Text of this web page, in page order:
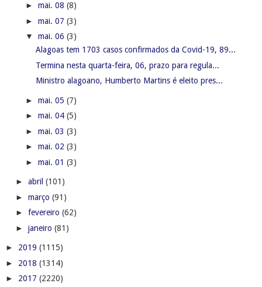
► mai. 08 (8)
► mai. 07 (3)
▼ mai. 06 (3)
Alagoas tem 1703 casos confirmados da Covid-19, 89...
Termina nesta quarta-feira, 06, prazo para regula...
Ministro alagoano, Humberto Martins é eleito pres...
► mai. 05 (7)
► mai. 04 (5)
► mai. 03 (3)
► mai. 02 (3)
► mai. 01 (3)
► abril (101)
► março (91)
► fevereiro (62)
► janeiro (81)
► 2019 (1115)
► 2018 (1314)
► 2017 (2220)